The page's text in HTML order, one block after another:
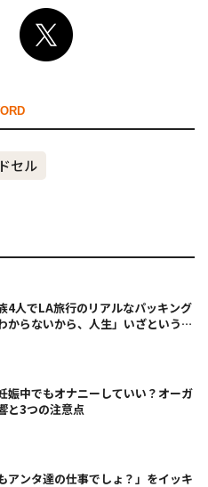
セル
4人でLA旅行のリアルなパッキング
からないから、人生」いざというと
娠中でもオナニーしていい？オーガ
と3つの注意点
アンタ達の仕事でしょ？」をイッキ